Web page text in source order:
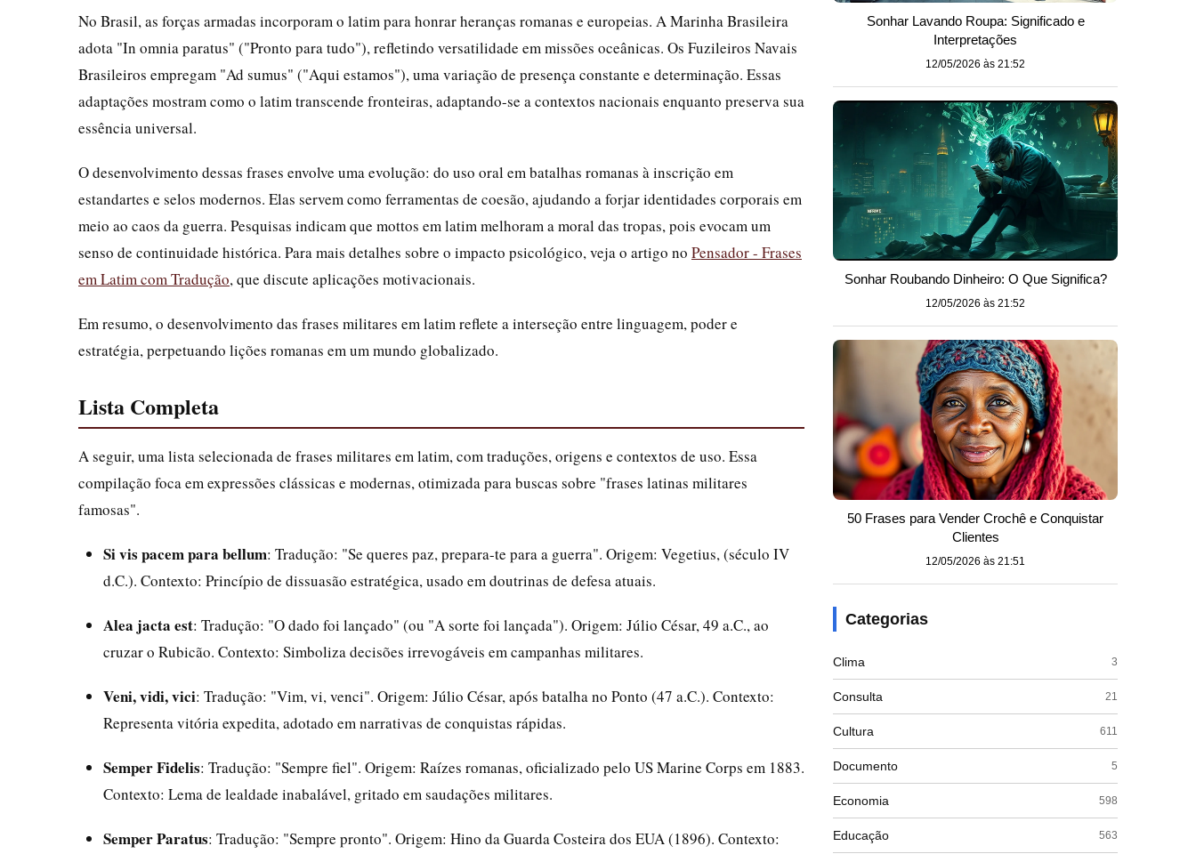
No Brasil, as forças armadas incorporam o latim para honrar heranças romanas e europeias. A Marinha Brasileira
adota "In omnia paratus" ("Pronto para tudo"), refletindo versatilidade em missões oceânicas. Os Fuzileiros Navais
Brasileiros empregam "Ad sumus" ("Aqui estamos"), uma variação de presença constante e determinação. Essas
adaptações mostram como o latim transcende fronteiras, adaptando-se a contextos nacionais enquanto preserva sua
essência universal.
O desenvolvimento dessas frases envolve uma evolução: do uso oral em batalhas romanas à inscrição em
estandartes e selos modernos. Elas servem como ferramentas de coesão, ajudando a forjar identidades corporais em
meio ao caos da guerra. Pesquisas indicam que mottos em latim melhoram a moral das tropas, pois evocam um
senso de continuidade histórica. Para mais detalhes sobre o impacto psicológico, veja o artigo no Pensador - Frases
em Latim com Tradução, que discute aplicações motivacionais.
Em resumo, o desenvolvimento das frases militares em latim reflete a interseção entre linguagem, poder e
estratégia, perpetuando lições romanas em um mundo globalizado.
Lista Completa
A seguir, uma lista selecionada de frases militares em latim, com traduções, origens e contextos de uso. Essa
compilação foca em expressões clássicas e modernas, otimizada para buscas sobre "frases latinas militares
famosas".
Si vis pacem para bellum: Tradução: "Se queres paz, prepara-te para a guerra". Origem: Vegetius, (século IV
d.C.). Contexto: Princípio de dissuasão estratégica, usado em doutrinas de defesa atuais.
Alea jacta est: Tradução: "O dado foi lançado" (ou "A sorte foi lançada"). Origem: Júlio César, 49 a.C., ao
cruzar o Rubicão. Contexto: Simboliza decisões irrevogáveis em campanhas militares.
Veni, vidi, vici: Tradução: "Vim, vi, venci". Origem: Júlio César, após batalha no Ponto (47 a.C.). Contexto:
Representa vitória expedita, adotado em narrativas de conquistas rápidas.
Semper Fidelis: Tradução: "Sempre fiel". Origem: Raízes romanas, oficializado pelo US Marine Corps em 1883.
Contexto: Lema de lealdade inabalável, gritado em saudações militares.
Semper Paratus: Tradução: "Sempre pronto". Origem: Hino da Guarda Costeira dos EUA (1896). Contexto:
Sonhar Lavando Roupa: Significado e
Interpretações
12/05/2026 às 21:52
Sonhar Roubando Dinheiro: O Que Significa?
12/05/2026 às 21:52
50 Frases para Vender Crochê e Conquistar
Clientes
12/05/2026 às 21:51
Categorias
Clima 3
Consulta 21
Cultura 611
Documento 5
Economia 598
Educação 563